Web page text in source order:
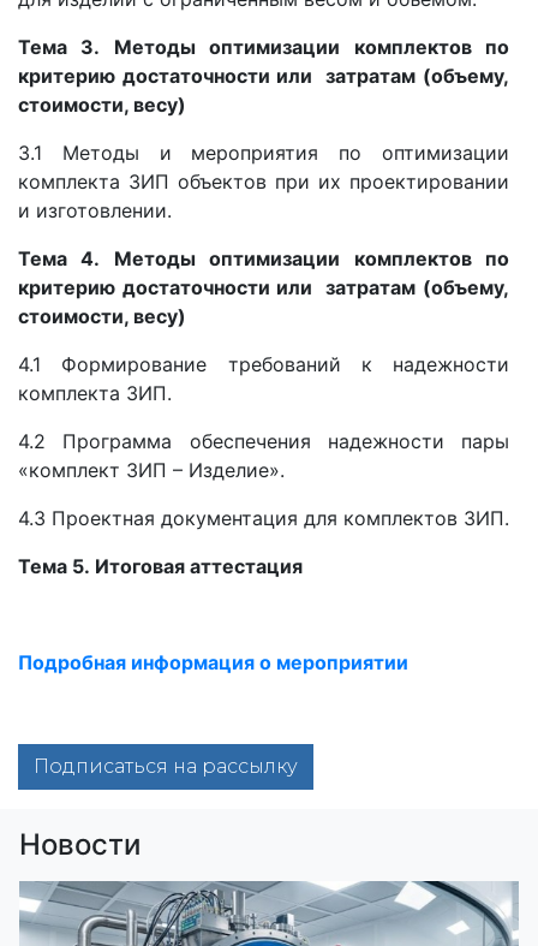
Тема 3. Методы оптимизации комплектов по
критерию достаточности или затратам (объему,
стоимости, весу)
3.1 Методы и мероприятия по оптимизации
комплекта ЗИП объектов при их проектировании
и изготовлении.
Тема 4. Методы оптимизации комплектов по
критерию достаточности или затратам (объему,
стоимости, весу)
4.1 Формирование требований к надежности
комплекта ЗИП.
4.2 Программа обеспечения надежности пары
«комплект ЗИП – Изделие».
4.3 Проектная документация для комплектов ЗИП.
Тема 5. Итоговая аттестация
Подробная информация о мероприятии
Подписаться на рассылку
Новости